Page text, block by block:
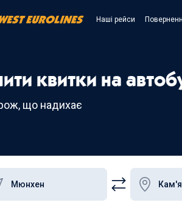
Наші рейси
квитки на
що надихає